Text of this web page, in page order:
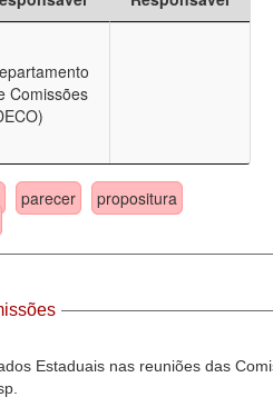
Comissões
parecer
propositura
Estaduais nas reuniões das